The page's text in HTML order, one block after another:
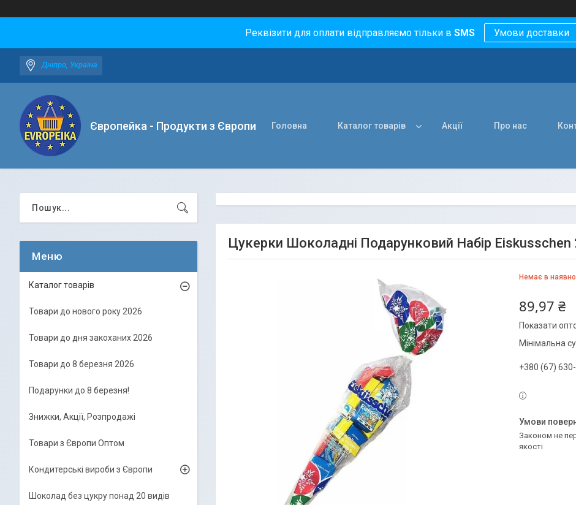
Реквізити для оплати відправляємо тільки в SMS Умови доставки
Дніпро, Україна
Європейка - Продукти з Європи Головна Каталог товарів Акції Про нас
Цукерки Шоколадні Подарунковий Набір Eiskusschen
Немає в
89,97 ₴
Показати
Мінімальна
+380 (67)
Законом не передбачено повернення та обмін даного товару належної
якості
Каталог товарів
Товари до нового року 2026
Товари до дня закоханих 2026
Товари до 8 березня 2026
Подарунки до 8 березня!
Знижки, Акції, Розпродажі
Товари з Європи Оптом
Кондитерські вироби з Європи
Шоколад без цукру понад 20 видів